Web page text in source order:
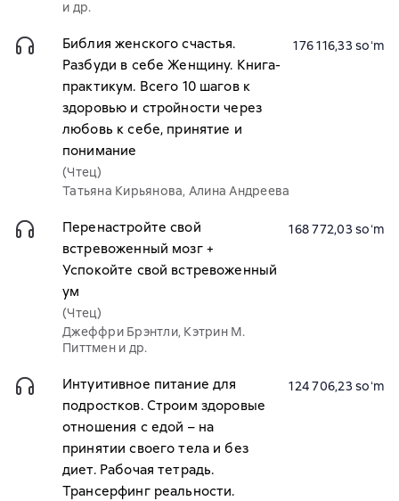
и др.
Библия женского счастья.
Разбуди в себе Женщину. Книга-
практикум. Всего 10 шагов к
здоровью и стройности через
любовь к себе, принятие и
понимание
(Чтец)
Татьяна Кирьянова, Алина Андреева
176 116,33 soʻm
Перенастройте свой
встревоженный мозг +
Успокойте свой встревоженный
ум
(Чтец)
Джеффри Брэнтли, Кэтрин М.
Питтмен и др.
168 772,03 soʻm
Интуитивное питание для
подростков. Строим здоровые
отношения с едой – на
принятии своего тела и без
диет. Рабочая тетрадь.
Трансерфинг реальности.
124 706,23 soʻm